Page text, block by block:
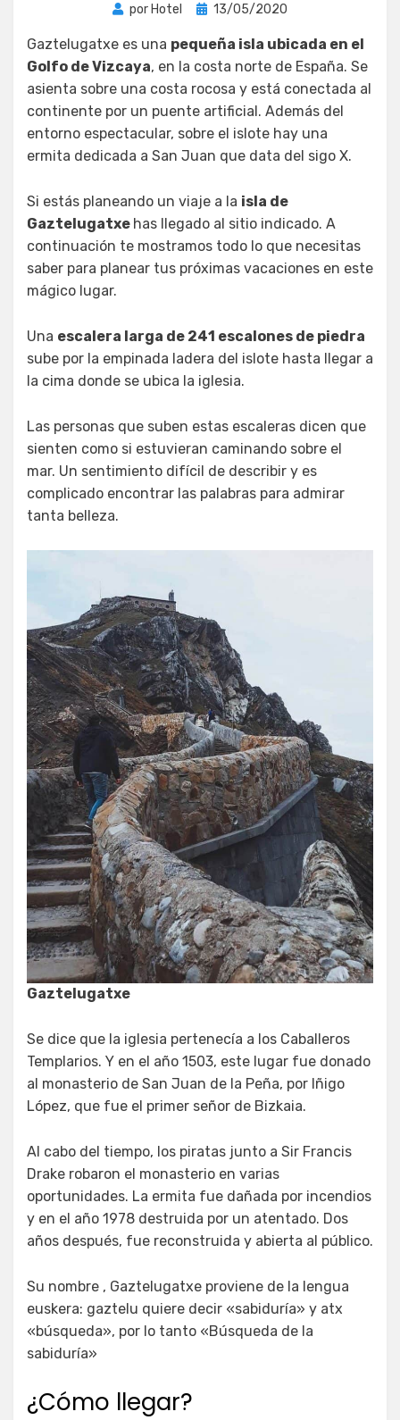
por Hotel
Publicada
13/05/2020
Gaztelugatxe es una pequeña isla ubicada en el
Golfo de Vizcaya, en la costa norte de España. Se
asienta sobre una costa rocosa y está conectada al
continente por un puente artificial. Además del
entorno espectacular, sobre el islote hay una
ermita dedicada a San Juan que data del sigo X.
Si estás planeando un viaje a la isla de
Gaztelugatxe has llegado al sitio indicado. A
continuación te mostramos todo lo que necesitas
saber para planear tus próximas vacaciones en este
mágico lugar.
Una escalera larga de 241 escalones de piedra
sube por la empinada ladera del islote hasta llegar a
la cima donde se ubica la iglesia.
Las personas que suben estas escaleras dicen que
sienten como si estuvieran caminando sobre el
mar. Un sentimiento difícil de describir y es
complicado encontrar las palabras para admirar
tanta belleza.
Gaztelugatxe
Se dice que la iglesia pertenecía a los Caballeros
Templarios. Y en el año 1503, este lugar fue donado
al monasterio de San Juan de la Peña, por Iñigo
López, que fue el primer señor de Bizkaia.
Al cabo del tiempo, los piratas junto a Sir Francis
Drake robaron el monasterio en varias
oportunidades. La ermita fue dañada por incendios
y en el año 1978 destruida por un atentado. Dos
años después, fue reconstruida y abierta al público.
Su nombre , Gaztelugatxe proviene de la lengua
euskera: gaztelu quiere decir «sabiduría» y atx
«búsqueda», por lo tanto «Búsqueda de la
sabiduría»
¿Cómo llegar?